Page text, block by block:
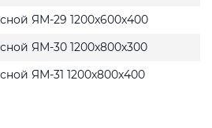
ЯМ-29 1200x600x400
ЯМ-30 1200x800x300
ЯМ-31 1200x800x400